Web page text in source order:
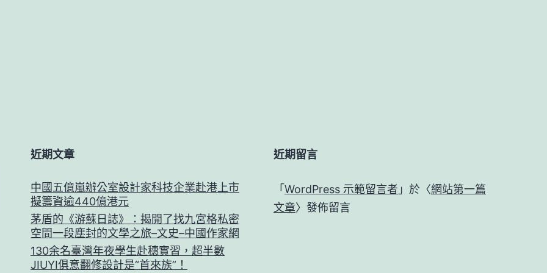
近期文章
中國五億嵐辦公室設計家科技企業赴港上市
擬籌資逾440億港元
茅盾的《游蘇日誌》：揭開了找九宮格私密
空間一段塵封的文學之旅–文史–中國作家網
130余名臺灣年夜學生赴穗實習，超半數
JIUYI俱意翻修設計是“首來族”！
近期留言
「 WordPress 示範留言者 」於〈網站第一篇
文章〉發佈留言